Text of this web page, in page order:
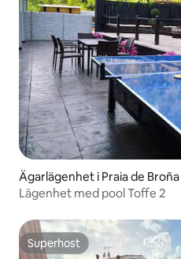
Ägarlägenhet i Praia de Broña
Lägenhet med pool Toffe 2
Superhost
Superhost